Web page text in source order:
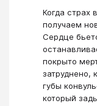
Когда страх
получаем
Сердце
покрыто
затруднено,
губы
который